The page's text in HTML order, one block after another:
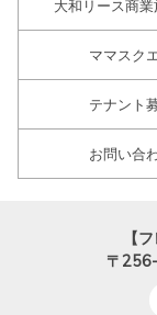
大和リース商
ママスク
テナント
お問い合
【
〒